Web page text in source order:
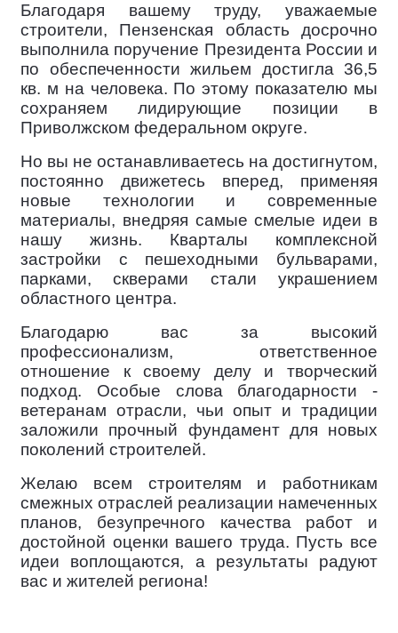
Благодаря вашему труду, уважаемые
строители, Пензенская область досрочно
выполнила поручение Президента России и
по обеспеченности жильем достигла 36,5
кв. м на человека. По этому показателю мы
сохраняем лидирующие позиции в
Приволжском федеральном округе.
Но вы не останавливаетесь на достигнутом,
постоянно движетесь вперед, применяя
новые технологии и современные
материалы, внедряя самые смелые идеи в
нашу жизнь. Кварталы комплексной
застройки с пешеходными бульварами,
парками, скверами стали украшением
областного центра.
Благодарю вас за высокий
профессионализм, ответственное
отношение к своему делу и творческий
подход. Особые слова благодарности -
ветеранам отрасли, чьи опыт и традиции
заложили прочный фундамент для новых
поколений строителей.
Желаю всем строителям и работникам
смежных отраслей реализации намеченных
планов, безупречного качества работ и
достойной оценки вашего труда. Пусть все
идеи воплощаются, а результаты радуют
вас и жителей региона!